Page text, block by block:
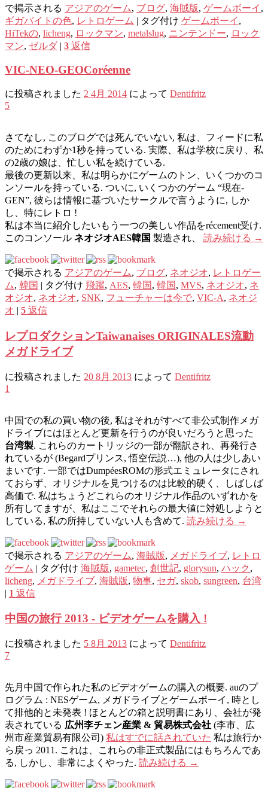
で掲示される アジアのゲーム, ブログ, 海賊版, ゲームボーイ ,
ギガバイトの色, レトロゲーム | タグ付け ゲームボーイ ,
HiTekの, licheng, ロックマン, metalslug, ニンテンドー, ロック
マン, ゼルダ | 3 返信
VIC-NEO-GEOCoréenne
に投稿されました 2 4月 2014 によって Dentifritz
5
さてなし, このブログでは死んでいない, 私は、フィードに私
のためにわずか1秒を持っている. 実際、私は学校に戻り、私
の2歳の娘は、忙しい私を続けている.
最後の更新以来、私は明らかにゲームのトン、いくつかのコ
ンソールを持っている. ついに, いくつかのゲーム “現在-
GEN”, 彼らは情報に基づいたサークルで言うように, しか
し、特にレトロ !
私は本当に紹介したいもう一つの美しい作品をrécement受け.
このコンソール ネオジオAES韓国 製造され、 読み続ける →
で掲示される アジアのゲーム, ブログ, ネオジオ, レトロゲー
ム, 韓国 | タグ付け 飛躍, AES, 韓国 , 韓国 , MVS, ネオジオ, ネ
オジオ, ネオジオ, SNK, フューチャーは今で, VIC-A, ネオジ
オ | 5 返信
レプロダクションTaiwanaises ORIGINALES流動
メガドライブ
に投稿されました 20 8月 2013 によって Dentifritz
1
中国での私の買い物の後, 私はそれがすべて非公式制作メガ
ドライブにはほとんど更新を行うのが良いだろうと思った
台湾製. これらのカートリッジの一部が翻訳され、再発行さ
れているが (Begardプリンス, 悟空伝説…), 他の人は少しあい
まいです. 一部ではDumpéesROMの形式エミュレータにされ
ておらず、オリジナルを見つけるのは比較的硬く、しばしば
高価で. 私はちょうどこれらのオリジナル作品のいずれかを
所有してますが、私はここでそれらの最大値に対処しようと
している, 私の所持していない人も含めて. 読み続ける →
で掲示される アジアのゲーム, 海賊版, メガドライブ, レトロ
ゲーム | タグ付け 海賊版, gametec, 創世記, glorysun, ハック ,
licheng, メガドライブ, 海賊版, 物事, セガ, skob, sungreen, 台湾
| 1 返信
中国の旅行 2013 - ビデオゲームを購入 !
に投稿されました 5 8月 2013 によって Dentifritz
7
先月中国で作られた私のビデオゲームの購入の概要. auのプ
ログラム : NESゲーム, メガドライブとゲームボーイ, 時とし
て排他的と未発表 ! ほとんどの箱と説明書にあり、会社が発
表されている 広州李チェン産業 & 貿易株式会社 (李市、広
州市産業貿易有限公司) 私はすでに話されていた 私は旅行か
ら戻っ 2011. これは、これらの非正式製品にはもちろんであ
る, しかし、非常によくやった. 読み続ける →